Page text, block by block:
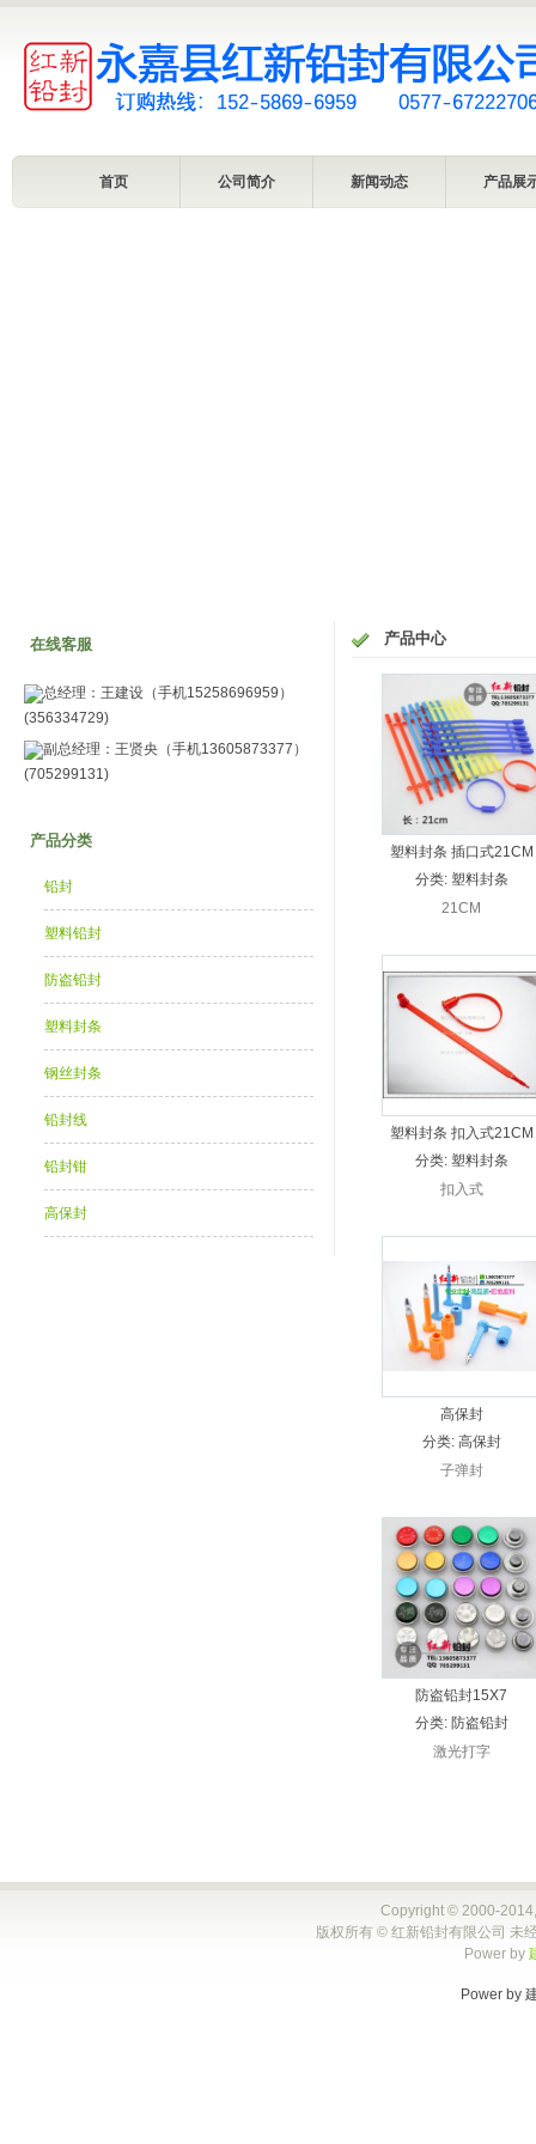
首页 公司简介 新闻动态 产品展
在线客服
总经理：王建设（手机15258696959）
(356334729)
副总经理：王贤央（手机13605873377）
(705299131)
产品分类
铅封
塑料铅封
防盗铅封
塑料封条
钢丝封条
铅封线
铅封钳
高保封
产品中心
塑料封条 插口式21CM
分类: 塑料封条
21CM
塑料封条 扣入式21CM
分类: 塑料封条
扣入式
高保封
分类: 高保封
子弹封
防盗铅封15X7
分类: 防盗铅封
激光打字
Copyright © 2000-
版权所有 © 红新铅封有限公司 未
Power by
Power by